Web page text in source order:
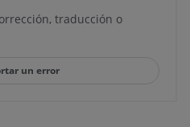
traducción o
un error